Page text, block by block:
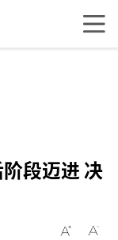
段迈进 决